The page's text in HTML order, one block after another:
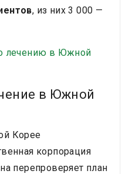
, из них 3 000 —
лечению в Южной
в Южной
Корее
корпорация
перепроверяет план